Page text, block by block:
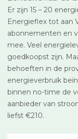
Er zijn 15 – 20
Energieflex tot aan
abonnementen en
mee. Veel
goedkoopst zijn.
behoeften in de
energieverbruik
binnen no-time de
aanbieder van
liefst €210.